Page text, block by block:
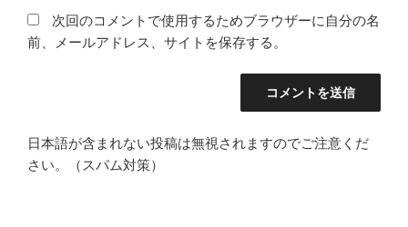
次回のコメントで使用するためブラウザーに自分の名
前、メールアドレス、サイトを保存する。
日本語が含まれない投稿は無視されますのでご注意くだ
さい。（スパム対策）